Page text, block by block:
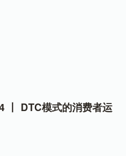
丨 DTC模式的消费者运